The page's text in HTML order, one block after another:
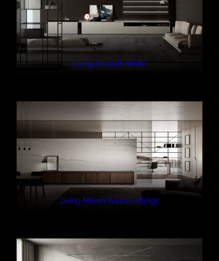
Living Smooth White
Living Melani Walnut Matige